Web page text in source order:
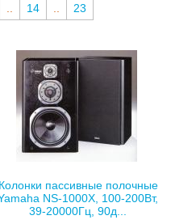
14
23
Колонки пассивные полочные
NS-1000X, 100-200Вт,
39-20000Гц, 90д...